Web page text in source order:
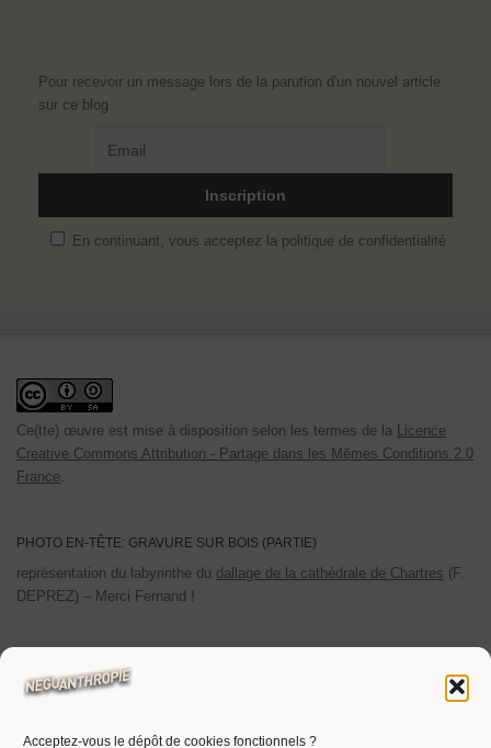
Acceptez-vous le dépôt de cookies fonctionnels ?
Pour recevoir un message lors de la parution d'un nouvel article
sur ce blog
En continuant, vous acceptez la politique de confidentialité
Ce(tte) œuvre est mise à disposition selon les termes de la
Licence
Creative Commons Attribution - Partage dans les Mêmes Conditions 2.0
France
PHOTO EN-TÊTE: GRAVURE SUR BOIS (PARTIE)
représentation du labyrinthe du dallage de la cathédrale de Chartres (F.
DEPREZ) – Merci Fernand !
POLITIQUE DE CONFIDENTIALITÉ